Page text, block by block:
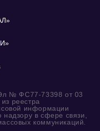
№ ФС77-73398 от 03
реестра
информации
в сфере связи,
коммуникаций.